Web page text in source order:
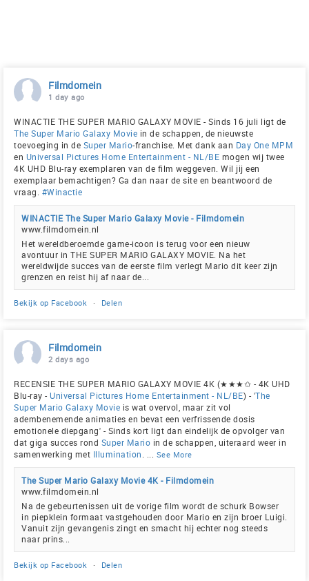
Filmdomein
1 day ago
WINACTIE THE SUPER MARIO GALAXY MOVIE - Sinds 16 juli ligt de
The Super Mario Galaxy Movie in de schappen, de nieuwste
toevoeging in de Super Mario-franchise. Met dank aan Day One MPM
en Universal Pictures Home Entertainment - NL/BE mogen wij twee
4K UHD Blu-ray exemplaren van de film weggeven. Wil jij een
exemplaar bemachtigen? Ga dan naar de site en beantwoord de
vraag. #Winactie
WINACTIE The Super Mario Galaxy Movie - Filmdomein
www.filmdomein.nl
Het wereldberoemde game-icoon is terug voor een nieuw
avontuur in THE SUPER MARIO GALAXY MOVIE. Na het
wereldwijde succes van de eerste film verlegt Mario dit keer zijn
grenzen en reist hij af naar de...
Bekijk op Facebook · Delen
Filmdomein
2 days ago
RECENSIE THE SUPER MARIO GALAXY MOVIE 4K (★★★✩ - 4K UHD
Blu-ray - Universal Pictures Home Entertainment - NL/BE) - 'The
Super Mario Galaxy Movie is wat overvol, maar zit vol
adembenemende animaties en bevat een verfrissende dosis
emotionele diepgang' - Sinds kort ligt dan eindelijk de opvolger van
dat giga succes rond Super Mario in de schappen, uiteraard weer in
samenwerking met Illumination See More
The Super Mario Galaxy Movie 4K - Filmdomein
www.filmdomein.nl
Na de gebeurtenissen uit de vorige film wordt de schurk Bowser
in piepklein formaat vastgehouden door Mario en zijn broer Luigi.
Vanuit zijn gevangenis zingt en smacht hij echter nog steeds
naar prins...
Bekijk op Facebook · Delen